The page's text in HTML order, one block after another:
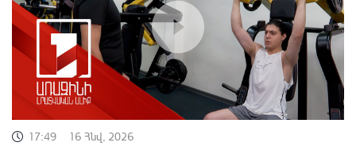
17:49 16 Հնվ, 2026